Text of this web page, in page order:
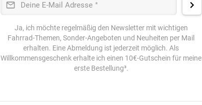
Deine E-Mail Adresse *
Ja, ich möchte regelmäßig den Newsletter mit wichtigen
Fahrrad-Themen, Sonder-Angeboten und Neuheiten per Mail
erhalten. Eine Abmeldung ist jederzeit möglich. Als
Willkommensgeschenk erhalte ich einen 10€-Gutschein für meine
erste Bestellung³.